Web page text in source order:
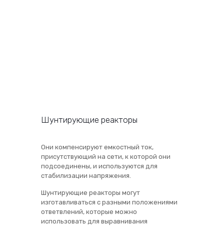
Шунтирующие реакторы
Они компенсируют емкостный ток,
присутствующий на сети, к которой они
подсоединены, и используются для
стабилизации напряжения.
Шунтирующие реакторы могут
изготавливаться с разными положениями
ответвлений, которые можно
использовать для выравнивания